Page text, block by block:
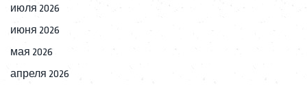
июля 2026
июня 2026
мая 2026
апреля 2026